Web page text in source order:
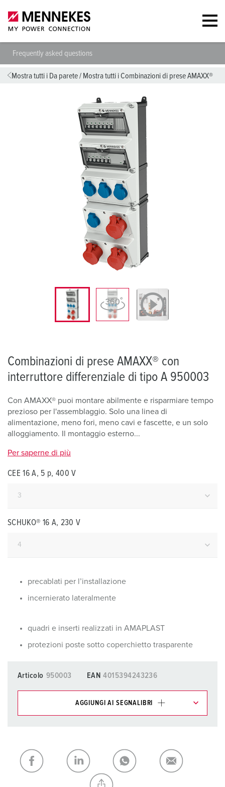
Frequently asked questions
Mostra tutti i Da parete/ Mostra tutti i Combinazioni di prese AMAXX®
Combinazioni di prese AMAXX® con
interruttore differenziale di tipo A 950003
Con AMAXX® puoi montare abilmente e risparmiare tempo
prezioso per l'assemblaggio. Solo una linea di
alimentazione, meno fori, meno cavi e fascette, e un solo
alloggiamento. Il montaggio esterno...
Per saperne di più
CEE 16 A, 5 p, 400 V
SCHUKO® 16 A, 230 V
precablati per l’installazione
incernierato lateralmente
quadri e inserti realizzati in AMAPLAST
protezioni poste sotto coperchietto trasparente
Articolo 950003 EAN 4015394243236
AGGIUNGI AI SEGNALIBRI
CREA NUOVA LISTA